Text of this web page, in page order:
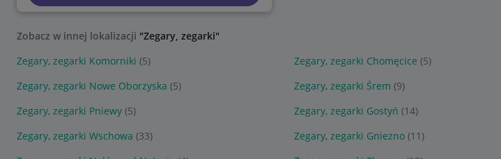
Zobacz w innej lokalizacji "Zegary, zegarki"
Zegary, zegarki Komorniki (5) Zegary, zegarki Chomęcice (5)
Zegary, zegarki Nowe Oborzyska (5) Zegary, zegarki Śrem (9)
Zegary, zegarki Pniewy (5) Zegary, zegarki Gostyń (14)
Zegary, zegarki Wschowa (33) Zegary, zegarki Gniezno (11)